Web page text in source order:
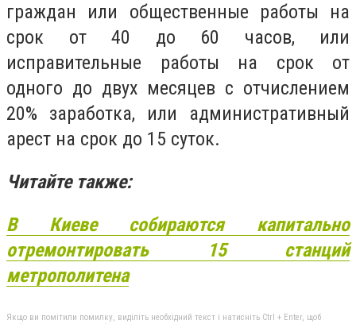
граждан или общественные работы на
срок от 40 до 60 часов, или
исправительные работы на срок от
одного до двух месяцев с отчислением
20% заработка, или административный
арест на срок до 15 суток.
Читайте также:
В Киеве собираются капитально
отремонтировать 15 станций
метрополитена
Якщо ви помітили помилку, виділіть необхідний текст і натисніть Ctrl + Enter, щоб